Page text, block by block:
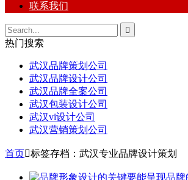
联系我们

热门搜索
武汉品牌策划公司
武汉品牌设计公司
武汉品牌全案公司
武汉包装设计公司
武汉vi设计公司
武汉营销策划公司
首页标签存档：武汉专业品牌设计策划